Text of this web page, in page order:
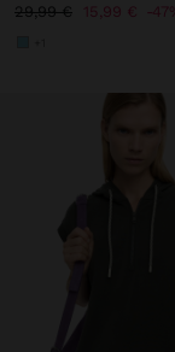
29,99 €
15,99 € 47%